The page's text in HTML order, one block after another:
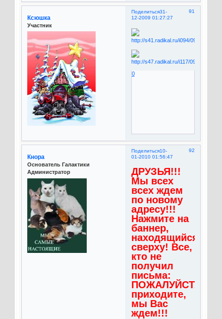
Поделиться 91
31-
12-2009 01:27:27
Ксюшка
Участник
0
Поделиться 92
10-
01-2010 01:56:47
Кнора
Основатель Галактики
Администратор
ДРУЗЬЯ!!!
Мы всех
всех ждем
по новому
адресу!!!
Нажмите на
баннер,
находящийся
сверху! Все,
кто не
получил
письма:
ПОЖАЛУЙСТА,
приходите,
мы Вас
ждем!!!